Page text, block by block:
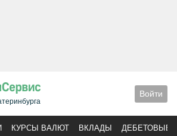
Войти
КУРСЫ ВАЛЮТ ВКЛАДЫ ДЕБЕТОВЫЕ